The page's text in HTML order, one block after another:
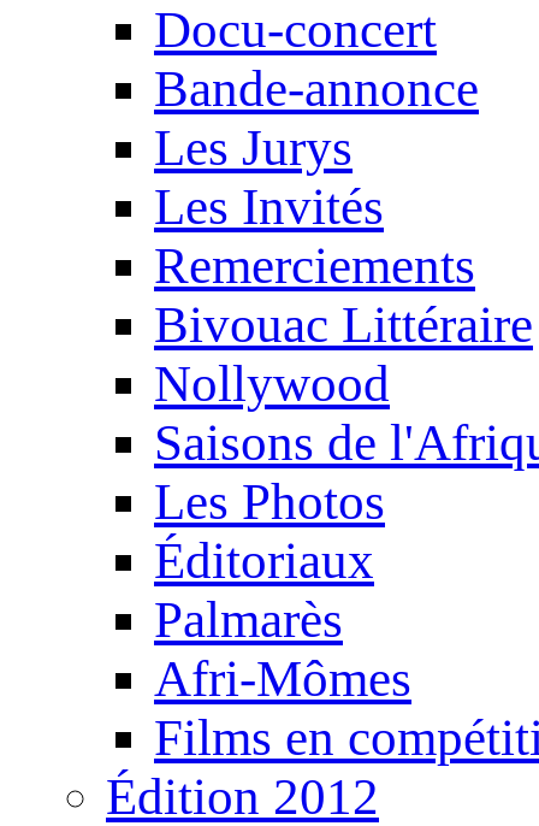
Docu-concert
Bande-annonce
Les Jurys
Les Invités
Remerciements
Bivouac Littéraire
Nollywood
Saisons de
Les Photos
Éditoriaux
Palmarès
Afri-Mômes
Films en
Édition 2012